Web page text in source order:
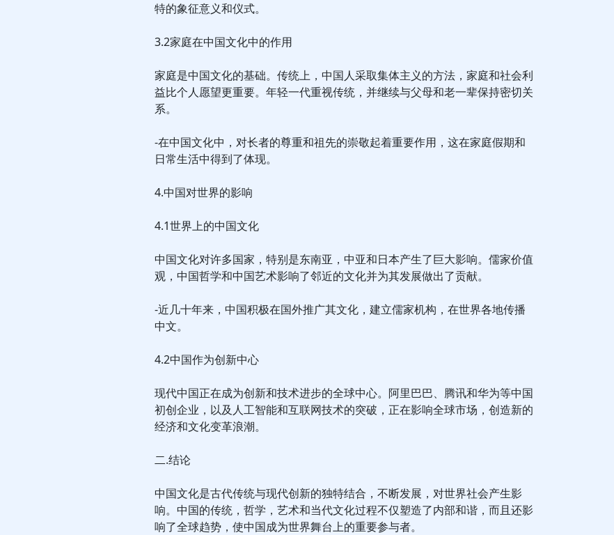
特的象征意义和仪式。
3.2家庭在中国文化中的作用
家庭是中国文化的基础。传统上，中国人采取集体主义的方法，家庭和社会利
益比个人愿望更重要。年轻一代重视传统，并继续与父母和老一辈保持密切关
系。
-在中国文化中，对长者的尊重和祖先的崇敬起着重要作用，这在家庭假期和
日常生活中得到了体现。
4.中国对世界的影响
4.1世界上的中国文化
中国文化对许多国家，特别是东南亚，中亚和日本产生了巨大影响。儒家价值
观，中国哲学和中国艺术影响了邻近的文化并为其发展做出了贡献。
-近几十年来，中国积极在国外推广其文化，建立儒家机构，在世界各地传播
中文。
4.2中国作为创新中心
现代中国正在成为创新和技术进步的全球中心。阿里巴巴、腾讯和华为等中国
初创企业，以及人工智能和互联网技术的突破，正在影响全球市场，创造新的
经济和文化变革浪潮。
二.结论
中国文化是古代传统与现代创新的独特结合，不断发展，对世界社会产生影
响。中国的传统，哲学，艺术和当代文化过程不仅塑造了内部和谐，而且还影
响了全球趋势，使中国成为世界舞台上的重要参与者。